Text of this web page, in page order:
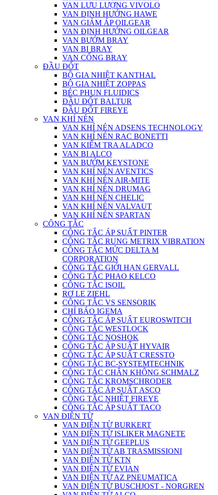
VAN LƯU LƯỢNG VIVOLO
VAN ĐỊNH HƯỚNG HAWE
VAN GIẢM ÁP OILGEAR
VAN ĐỊNH HƯỚNG OILGEAR
VAN BƯỚM BRAY
VAN BI BRAY
VAN CỔNG BRAY
ĐẦU ĐỐT
BỘ GIA NHIỆT KANTHAL
BỘ GIA NHIỆT ZOPPAS
BÉC PHUN FLUIDICS
ĐẦU ĐỐT BALTUR
ĐẦU ĐỐT FIREYE
VAN KHÍ NÉN
VAN KHÍ NÉN ADSENS TECHNOLOGY
VAN KHÍ NÉN RAC BONETTI
VAN KIỂM TRA ALADCO
VAN BI ALCO
VAN BƯỚM KEYSTONE
VAN KHÍ NÉN AVENTICS
VAN KHÍ NÉN AIR-MITE
VAN KHÍ NÉN DRUMAG
VAN KHÍ NÉN CHELIC
VAN KHÍ NÉN VALVAUT
VAN KHÍ NÉN SPARTAN
CÔNG TẮC
CÔNG TẮC ÁP SUẤT PINTER
CÔNG TẮC RUNG METRIX VIBRATION
CÔNG TẮC MỨC DELTA M
CORPORATION
CÔNG TẮC GIỚI HẠN GERVALL
CÔNG TẮC PHAO KELCO
CÔNG TẮC ISOIL
RƠ LE ZIEHL
CÔNG TẮC VS SENSORIK
CHỈ BÁO IGEMA
CÔNG TẮC ÁP SUẤT EUROSWITCH
CÔNG TẮC WESTLOCK
CÔNG TẮC NOSHOK
CÔNG TẮC ÁP SUẤT HYVAIR
CÔNG TẮC ÁP SUẤT CRESSTO
CÔNG TẮC BC-SYSTEMTECHNIK
CÔNG TẮC CHÂN KHÔNG SCHMALZ
CÔNG TẮC KROMSCHRODER
CÔNG TẮC ÁP SUẤT ASCO
CÔNG TẮC NHIỆT FIREYE
CÔNG TẮC ÁP SUẤT TACO
VAN ĐIỆN TỪ
VAN ĐIỆN TỪ BURKERT
VAN ĐIỆN TỪ ISLIKER MAGNETE
VAN ĐIỆN TỪ GEEPLUS
VAN ĐIỆN TỪ AB TRASMISSIONI
VAN ĐIỆN TỪ KTN
VAN ĐIỆN TỪ EVIAN
VAN ĐIỆN TỪ AZ PNEUMATICA
VAN ĐIỆN TỪ BUSCHJOST - NORGREN